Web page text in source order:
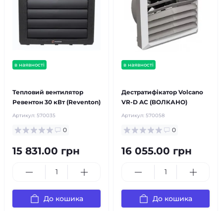
в наявності
Тепловий вентилятор
Ревентон 30 кВт (Reventon)
Артикул: 570035
0
15 831.00 грн
До кошика
в наявності
Дестратифікатор Volcano
VR-D AC (ВОЛКАНО)
Артикул: 570058
0
16 055.00 грн
До кошика